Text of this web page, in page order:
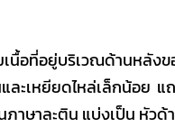
นื้อที่อยู่บริเวณด้านหลัง
ละเหยียดไหล่เล็กน้อย
ภาษาละติน แบ่งเป็น หัวด้